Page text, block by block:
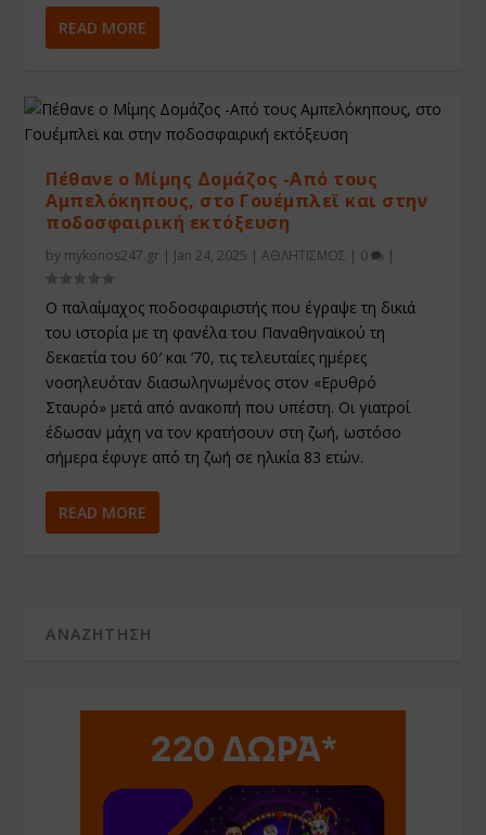
READ MORE
Πέθανε ο Μίμης Δομάζος -Από τους
Αμπελόκηπους, στο Γουέμπλεϊ και στην
ποδοσφαιρική εκτόξευση
by mykonos247.gr | Jan 24, 2025 |ΑΘΛΗΤΙΣΜΟΣ | 0 |
O παλαίμαχος ποδοσφαιριστής που έγραψε τη δικιά
του ιστορία με τη φανέλα του Παναθηναϊκού τη
δεκαετία του 60′ και ’70, τις τελευταίες ημέρες
νοσηλευόταν διασωληνωμένος στον «Ερυθρό
Σταυρό» μετά από ανακοπή που υπέστη. Οι γιατροί
έδωσαν μάχη να τον κρατήσουν στη ζωή, ωστόσο
σήμερα έφυγε από τη ζωή σε ηλικία 83 ετών.
READ MORE